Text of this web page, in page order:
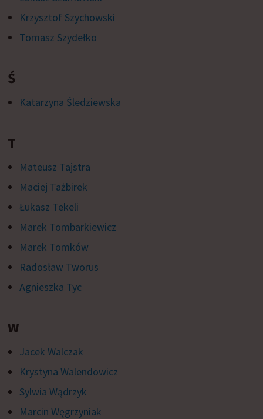
Krzysztof Szychowski
Tomasz Szydełko
Ś
Katarzyna Śledziewska
T
Mateusz Tajstra
Maciej Tażbirek
Łukasz Tekeli
Marek Tombarkiewicz
Marek Tomków
Radosław Tworus
Agnieszka Tyc
W
Jacek Walczak
Krystyna Walendowicz
Sylwia Wądrzyk
Marcin Węgrzyniak